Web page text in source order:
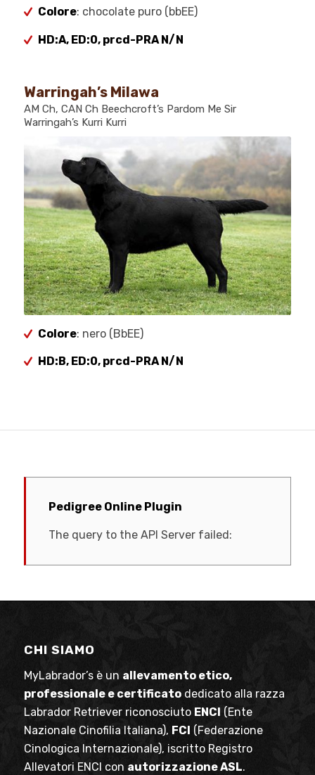
Colore: chocolate puro (bbEE)
HD:A, ED:0, prcd-PRA N/N
Warringah’s Milawa
AM Ch, CAN Ch Beechcroft’s Pardom Me Sir
Warringah’s Kurri Kurri
Colore: nero (BbEE)
HD:B, ED:0, prcd-PRA N/N
Pedigree Online Plugin
The query to the API Server failed:
CHI SIAMO
MyLabrador’s è un allevamento etico,
professionale e certificatodedicato alla razza
Labrador Retriever riconosciuto ENCI (Ente
Nazionale Cinofilia Italiana), FCI (Federazione
Cinologica Internazionale), iscritto Registro
Allevatori ENCI con autorizzazione ASL.